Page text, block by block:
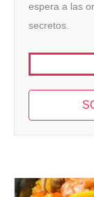
espera a las
secretos.